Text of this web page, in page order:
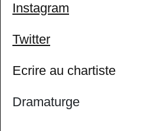
Instagram
Twitter
Ecrire au chartiste
Dramaturge